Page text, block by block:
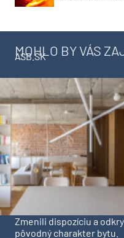
MOHLO BY VÁS
ASB.SK
Zmenili dispozíciu a
pôvodný charakter bytu.